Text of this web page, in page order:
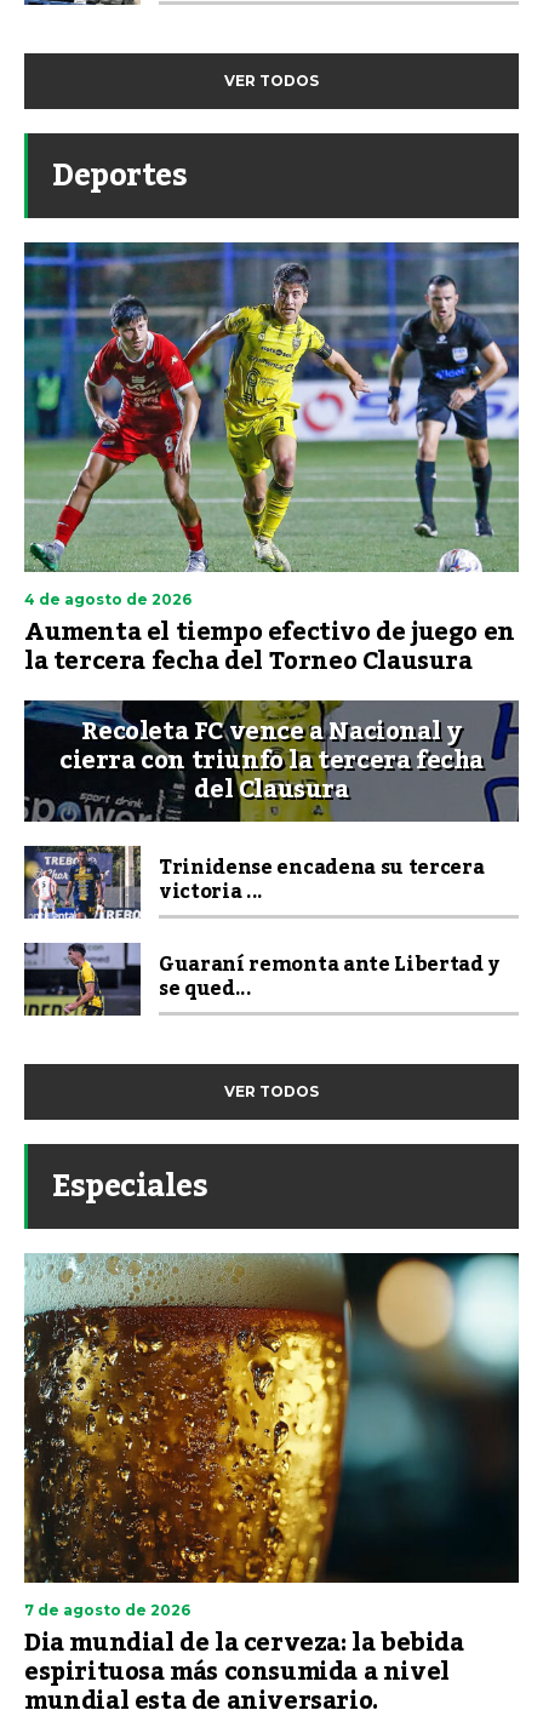
VER TODOS
Deportes
4 de agosto de 2026
Aumenta el tiempo efectivo de juego en
la tercera fecha del Torneo Clausura
Recoleta FC vence a Nacional y
cierra con triunfo la tercera fecha
del Clausura
Trinidense encadena su tercera
victoria ...
Guaraní remonta ante Libertad y
se qued...
VER TODOS
Especiales
7 de agosto de 2026
Dia mundial de la cerveza: la bebida
espirituosa más consumida a nivel
mundial esta de aniversario.